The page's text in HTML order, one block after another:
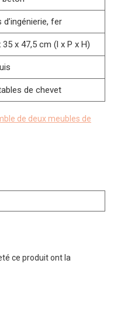
d’ingénierie, fer
35 x 47,5 cm (l x P x H)
de chevet
de deux meubles de
ce produit ont la